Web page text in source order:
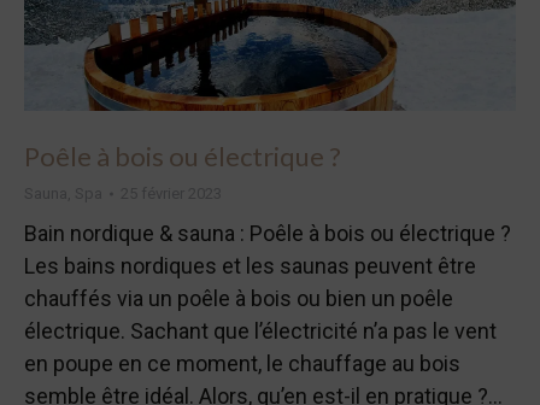
Poêle à bois ou électrique ?
Bain nordique & sauna : Poêle à bois ou électrique ?
Les bains nordiques et les saunas peuvent être
chauffés via un poêle à bois ou bien un poêle
électrique. Sachant que l’électricité n’a pas le vent
en poupe en ce moment, le chauffage au bois
semble être idéal. Alors, qu’en est-il en pratique ?…